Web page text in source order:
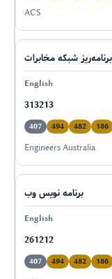
ACS
برنامه‌ریز شبکه مخابرات
313213
186
482
494
407
Engineers Australia
برنامه نویس وب
261212
186
482
494
407